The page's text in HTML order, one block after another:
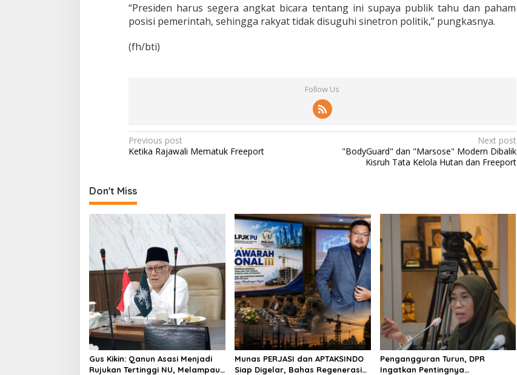
“Presiden harus segera angkat bicara tentang ini supaya publik tahu dan paham
posisi pemerintah, sehingga rakyat tidak disuguhi sinetron politik,” pungkasnya.
(fh/bti)
Follow Us
P
o
t
n
a
v
i
g
a
t
i
o
n
Previous post
Ketika Rajawali Mematuk Freeport
Next post
"BodyGuard" dan "Marsose" Modern Dibalik
Kisruh Tata Kelola Hutan dan Freeport
Don't Miss
Gus Kikin: Qanun Asasi Menjadi
Rujukan Tertinggi NU, Melampaui
Munas PERJASI dan APTAKSINDO
Siap Digelar, Bahas Regenerasi
Pengangguran Turun, DPR
Ingatkan Pentingnya